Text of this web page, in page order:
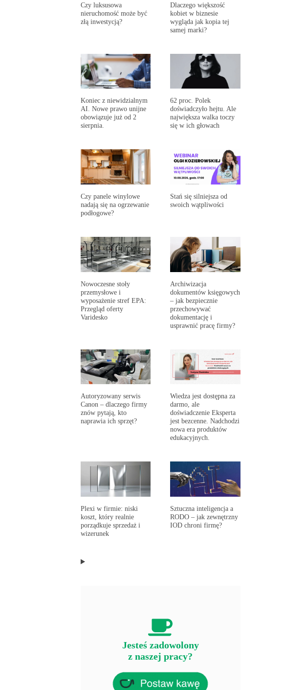
Czy luksusowa
nieruchomość może być
złą inwestycją?
Dlaczego większość
kobiet w biznesie
wygląda jak kopia tej
samej marki?
Koniec z niewidzialnym
AI. Nowe prawo unijne
obowiązuje już od 2
sierpnia.
62 proc. Polek
doświadczyło hejtu. Ale
największa walka toczy
się w ich głowach
Czy panele winylowe
nadają się na ogrzewanie
podłogowe?
Stań się silniejsza od
swoich wątpliwości
Nowoczesne stoły
przemysłowe i
wyposażenie stref EPA:
Przegląd oferty
Varidesko
Archiwizacja
dokumentów księgowych
– jak bezpiecznie
przechowywać
dokumentację i
usprawnić pracę firmy?
Autoryzowany serwis
Canon – dlaczego firmy
znów pytają, kto
naprawia ich sprzęt?
Wiedza jest dostępna za
darmo, ale
doświadczenie Eksperta
jest bezcenne. Nadchodzi
nowa era produktów
edukacyjnych.
Plexi w firmie: niski
koszt, który realnie
porządkuje sprzedaż i
wizerunek
Sztuczna inteligencja a
RODO – jak zewnętrzny
IOD chroni firmę?
Jesteś zadowolony
z naszej pracy?